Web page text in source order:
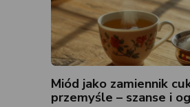
Miód jako zamiennik
przemyśle – szanse i